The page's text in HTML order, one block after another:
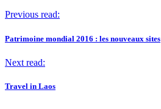
Previous read:
Patrimoine mondial 2016 : les nouveaux sites
Next read:
Travel in Laos